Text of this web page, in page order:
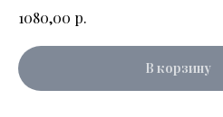
1080,00 р.
В корзину